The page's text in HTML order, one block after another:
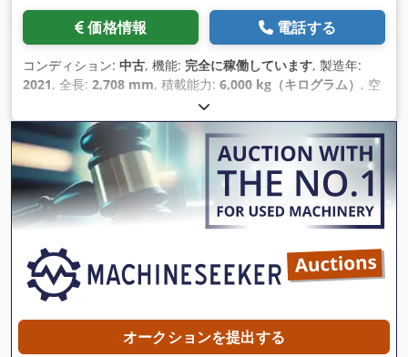
価格情報 電話する
コンディション: 中古, 機能: 完全に稼働しています, 製造年:
2021, 全長: 2,708 mm, 積載能力: 6,000 kg（キログラム） , 空
, 建設高:
mm,
オークションを提出する